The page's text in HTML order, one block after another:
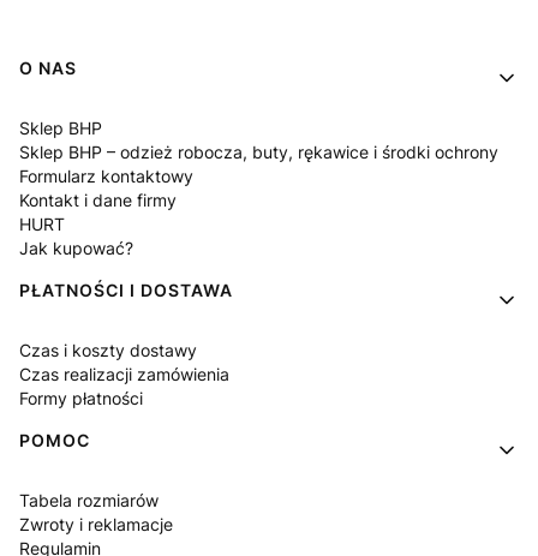
Linki w stopce
O NAS
Sklep BHP
Sklep BHP – odzież robocza, buty, rękawice i środki ochrony
Formularz kontaktowy
Kontakt i dane firmy
HURT
Jak kupować?
PŁATNOŚCI I DOSTAWA
Czas i koszty dostawy
Czas realizacji zamówienia
Formy płatności
POMOC
Tabela rozmiarów
Zwroty i reklamacje
Regulamin